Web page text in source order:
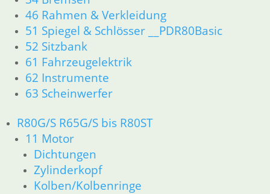
46 Rahmen & Verkleidung
51 Spiegel & Schlösser __PDR80Basic
52 Sitzbank
61 Fahrzeugelektrik
62 Instrumente
63 Scheinwerfer
R80G/S R65G/S bis R80ST
11 Motor
Dichtungen
Zylinderkopf
Kolben/Kolbenringe
52 Sitzbank
61 Fahrzeugelektrik
62 Instrumente
63 Scheinwerfer
R80G/S R65G/S bis R80ST
Dichtungen
Zylinderkopf
Kolben/Kolbenringe
12 Motorelektrik